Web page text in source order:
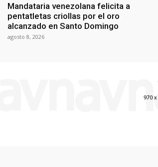
Mandataria venezolana felicita a
pentatletas criollas por el oro
alcanzado en Santo Domingo
agosto 8, 2026